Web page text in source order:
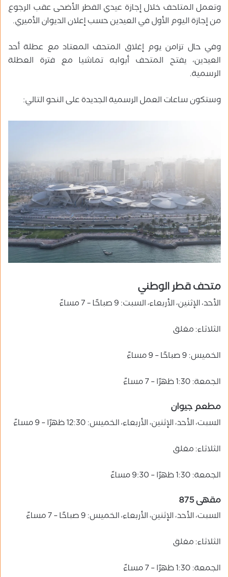
وتعمل المتاحف خلال إجازة عيدي الفطر الأضحى عقب الرجوع
من إجازة اليوم الأول في العيدين حسب إعلان الديوان الأميري.
وفي حال تزامن يوم إغلاق المتحف المعتاد مع عطلة أحد
العيدين، يفتح المتحف أبوابه تماشيا مع فترة العطلة
الرسمية.
وستكون ساعات العمل الرسمية الجديدة على النحو التالي:
متحف قطر الوطني
الأحد، الإثنين، الأربعاء، السبت: 9 صباحًا – 7 مساءً
الثلاثاء: مغلق
الخميس: 9 صباحًا – 9 مساءً
الجمعة: 1:30 ظهرًا – 7 مساءً
مطعم جيوان
السبت، الأحد، الإثنين، الأربعاء، الخميس: 12:30 ظهرًا – 9 مساءً
الثلاثاء: مغلق
الجمعة: 1:30 ظهرًا – 9:30 مساءً
مقهى 875
السبت، الأحد، الإثنين، الأربعاء، الخميس: 9 صباحًا – 7 مساءً
الثلاثاء: مغلق
الجمعة: 1:30 ظهرًا – 7 مساءً